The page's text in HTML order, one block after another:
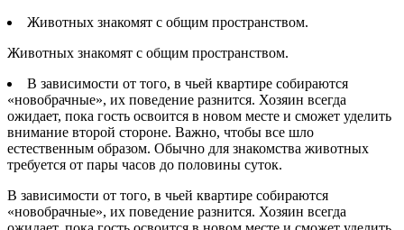
Животных знакомят с общим пространством.
Животных знакомят с общим пространством.
В зависимости от того, в чьей квартире собираются
«новобрачные», их поведение разнится. Хозяин всегда
ожидает, пока гость освоится в новом месте и сможет уделить
внимание второй стороне. Важно, чтобы все шло
естественным образом. Обычно для знакомства животных
требуется от пары часов до половины суток.
В зависимости от того, в чьей квартире собираются
«новобрачные», их поведение разнится. Хозяин всегда